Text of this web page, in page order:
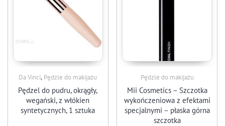
Da Vinci, Pędzle do makijażu
Pędzel do pudru, okrągły,
wegański, z włókien
syntetycznych, 1 sztuka
Pędzle do makijażu
Mii Cosmetics – Szczotka
wykończeniowa z efektami
specjalnymi – płaska górna
szczotka